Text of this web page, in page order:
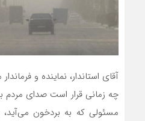
آقای استاندار، نماینده و
چه زمانی قرار است صدای مردم
مسئولی که به بردخون می‌آید،